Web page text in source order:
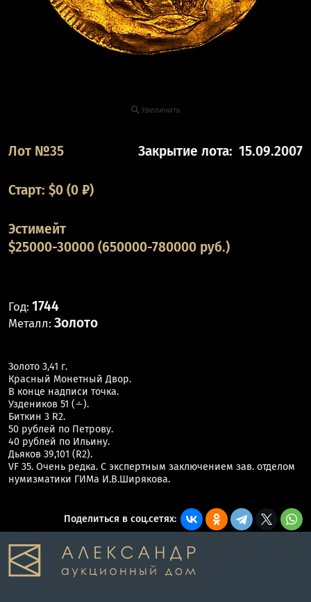
Увеличить
Лот №35 Закрытие лота: 15.09.2007
Старт: $0(0 ₽)
Эстимейт
$25000-30000 (650000-780000 руб.)
Год: 1744
Металл: Золото
Золото 3,41 г.
Красный Монетный Двор.
В конце надписи точка.
Уздеников 51 (∸).
Биткин 3 R2.
50 рублей по Петрову.
40 рублей по Ильину.
Дьяков 39,101 (R2).
VF 35. Очень редка. С экспертным заключением зав. отделом
нумизматики ГИМа И.В.Ширякова.
Поделиться в соц.сетях: